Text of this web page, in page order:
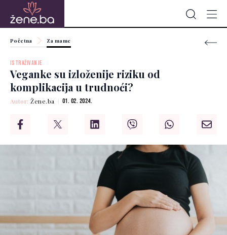
Početna Za mame
ISTRAŽIVANJE
Veganke su izloženije riziku od
komplikacija u trudnoći?
Autor:Žene.ba 01. 02. 2024.